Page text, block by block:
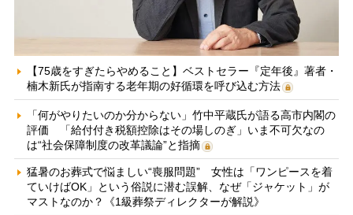
【75歳をすぎたらやめること】ベストセラー『定年後』著者・
楠木新氏が指南する老年期の好循環を呼び込む方法
「何がやりたいのか分からない」竹中平蔵氏が語る高市内閣の
評価 「給付付き税額控除はその場しのぎ」いま不可欠なの
は“社会保障制度の改革議論”と指摘
猛暑のお葬式で悩ましい“喪服問題” 女性は「ワンピースを着
ていけばOK」という俗説に潜む誤解、なぜ「ジャケット」が
マストなのか？《1級葬祭ディレクターが解説》